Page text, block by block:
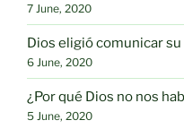
7 June, 2020
Dios eligió comunicar su
6 June, 2020
¿Por qué Dios no nos
5 June, 2020